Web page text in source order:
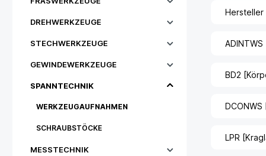
DREHWERKZEUGE
STECHWERKZEUGE
GEWINDEWERKZEUGE
SPANNTECHNIK
WERKZEUGAUFNAHMEN
SCHRAUBSTÖCKE
MESSTECHNIK
Hersteller
BD2
LPR